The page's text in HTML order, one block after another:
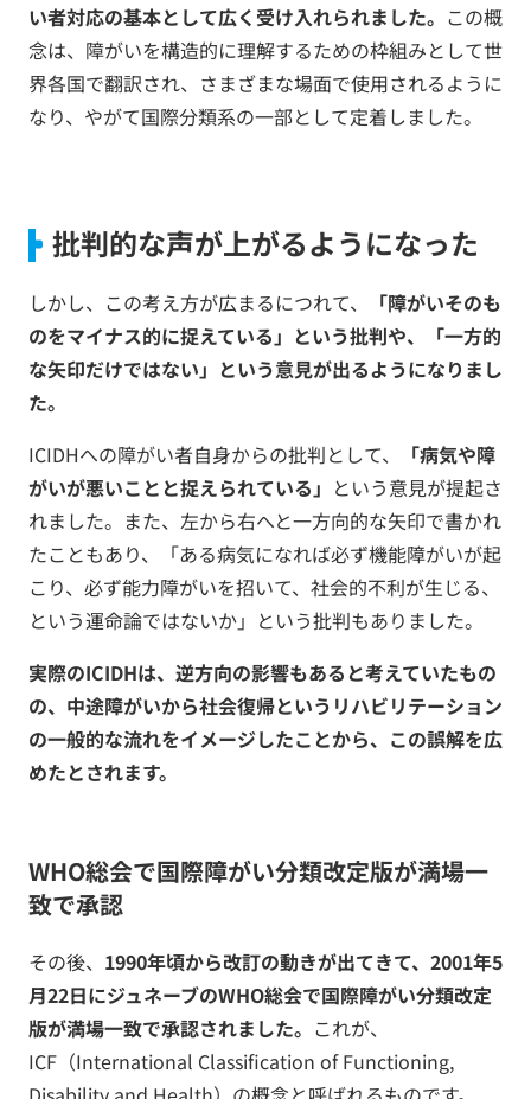
い者対応の基本として広く受け入れられました。 この概
念は、障がいを構造的に理解するための枠組みとして世
界各国で翻訳され、さまざまな場面で使用されるように
なり、やがて国際分類系の一部として定着しました。
批判的な声が上がるようになった
しかし、この考え方が広まるにつれて、
「障がいそのも
のをマイナス的に捉えている」という批判や、「一方的
な矢印だけではない」という意見が出るようになりまし
た。
ICIDHへの障がい者自身からの批判として、
「病気や障
がいが悪いことと捉えられている」 という意見が提起さ
れました。また、左から右へと一方向的な矢印で書かれ
たこともあり、「ある病気になれば必ず機能障がいが起
こり、必ず能力障がいを招いて、社会的不利が生じる、
という運命論ではないか」という批判もありました。
実際のICIDHは、逆方向の影響もあると考えていたもの
の、中途障がいから社会復帰というリハビリテーション
の一般的な流れをイメージしたことから、この誤解を広
めたとされます。
WHO総会で国際障がい分類改定版が満場一
致で承認
その後、 1990年頃から改訂の動きが出てきて、2001年5
月22日にジュネーブのWHO総会で国際障がい分類改定
版が満場一致で承認されました。 これが、
ICF（International Classification of Functioning,